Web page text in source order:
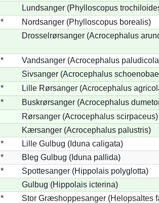
Lundsanger (Phylloscopus
*
Nordsanger (Phylloscopus borealis)
Drosselrørsanger (Acrocephalus
*
Vandsanger (Acrocephalus
Sivsanger (Acrocephalus
*
Lille Rørsanger (Acrocephalus
*
Buskrørsanger (Acrocephalus
Rørsanger (Acrocephalus scirpaceus)
Kærsanger (Acrocephalus palustris)
*
Lille Gulbug (Iduna caligata)
*
Bleg Gulbug (Iduna pallida)
*
Spottesanger (Hippolais polyglotta)
Gulbug (Hippolais icterina)
*
Stor Græshoppesanger (Helopsaltes